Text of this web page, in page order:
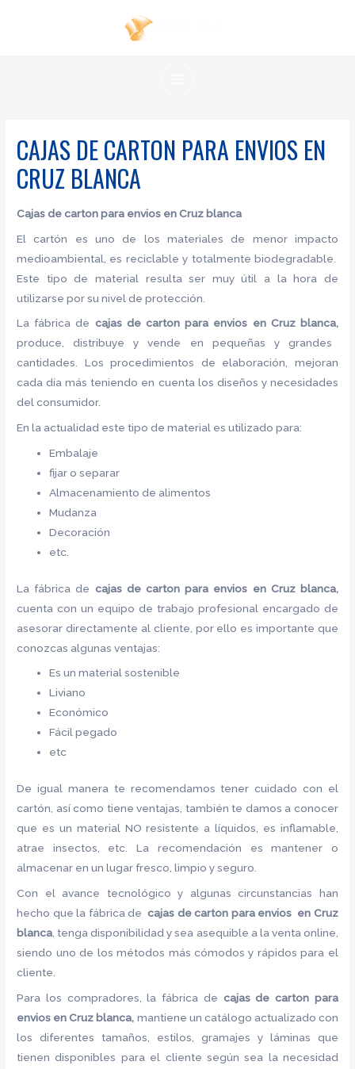
CAJAS DE CARTON PARA ENVIOS EN
CRUZ BLANCA
Cajas de carton para envios en Cruz blanca
El cartón es uno de los materiales de menor impacto
medioambiental, es reciclable y totalmente biodegradable.
Este tipo de material resulta ser muy útil a la hora de
utilizarse por su nivel de protección.
La fábrica de cajas de carton para envios en Cruz blanca,
produce, distribuye y vende en pequeñas y grandes
cantidades. Los procedimientos de elaboración, mejoran
cada día más teniendo en cuenta los diseños y necesidades
del consumidor.
En la actualidad este tipo de material es utilizado para:
Embalaje
fijar o separar
Almacenamiento de alimentos
Mudanza
Decoración
etc.
La fábrica de cajas de carton para envios en Cruz blanca,
cuenta con un equipo de trabajo profesional encargado de
asesorar directamente al cliente, por ello es importante que
conozcas algunas ventajas:
Es un material sostenible
Liviano
Económico
Fácil pegado
etc
De igual manera te recomendamos tener cuidado con el
cartón, así como tiene ventajas, también te damos a conocer
que es un material NO resistente a líquidos, es inflamable,
atrae insectos, etc. La recomendación es mantener o
almacenar en un lugar fresco, limpio y seguro.
Con el avance tecnológico y algunas circunstancias han
hecho que la fábrica decajas de carton para envios en Cruz
blanca , tenga disponibilidad y sea asequible a la venta online,
siendo uno de los métodos más cómodos y rápidos para el
cliente.
Para los compradores, la fábrica de cajas de carton para
envios en Cruz blanca, mantiene un catálogo actualizado con
los diferentes tamaños, estilos, gramajes y láminas que
tienen disponibles para el cliente según sea la necesidad